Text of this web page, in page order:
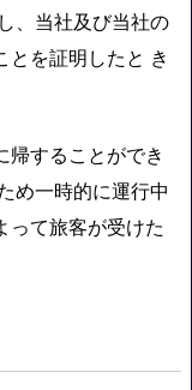
、当社及び当社の
とを証明したと き
することができ
め一時的に運行中
って旅客が受けた